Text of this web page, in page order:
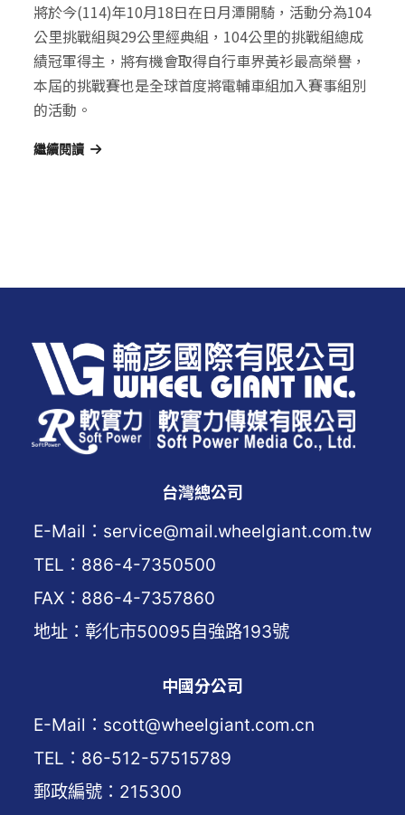
將於今(114)年10月18日在日月潭開騎，活動分為104
公里挑戰組與29公里經典組，104公里的挑戰組總成
績冠軍得主，將有機會取得自行車界黃衫最高榮譽，
本屆的挑戰賽也是全球首度將電輔車組加入賽事組別
的活動。
繼續閱讀
台灣總公司
E-Mail：service@mail.wheelgiant.com.tw
TEL：886-4-7350500
FAX：886-4-7357860
地址：彰化市50095自強路193號
中國分公司
E-Mail：scott@wheelgiant.com.cn
TEL：86-512-57515789
郵政編號：215300